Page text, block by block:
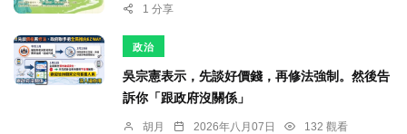
1 分享
政治
吳宗憲表示，先談好價錢，再修法強制。然後告
訴你「跟政府沒關係」
胡月 2026年八月07日
132 觀看